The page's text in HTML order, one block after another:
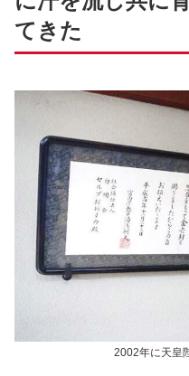
てきた
2002年に天皇